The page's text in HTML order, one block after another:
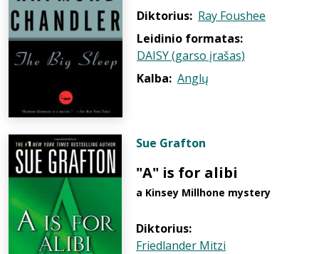
Diktorius: Ray Foushee
Leidinio formatas:
DAISY (garso įrašas)
Kalba: Anglų
Sue Grafton
"A" is for alibi
a Kinsey Millhone mystery
Diktorius:
Friedlander Mitzi